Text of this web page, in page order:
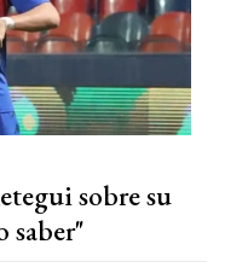
sobre su
saber"